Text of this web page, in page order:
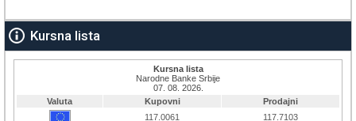
Kursna lista